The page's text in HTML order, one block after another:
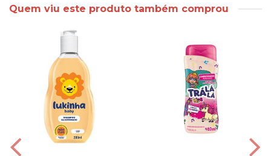
Quem viu este produto também comprou